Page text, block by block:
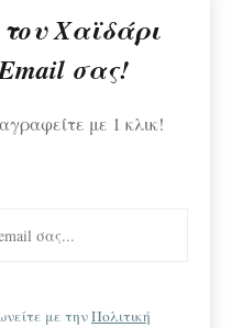
Χαϊδάρι
σας!
με 1 κλικ!
με τηνΠολιτική